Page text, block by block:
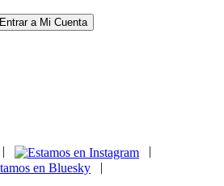
Entrar a Mi Cuenta
|